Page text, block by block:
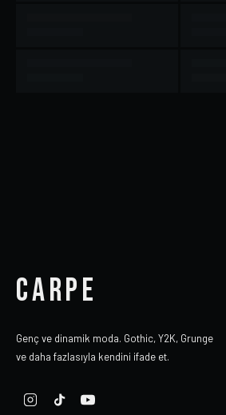
CARPE
Genç ve dinamik moda. Gothic, Y2K, Grunge
ve daha fazlasıyla kendini ifade et.